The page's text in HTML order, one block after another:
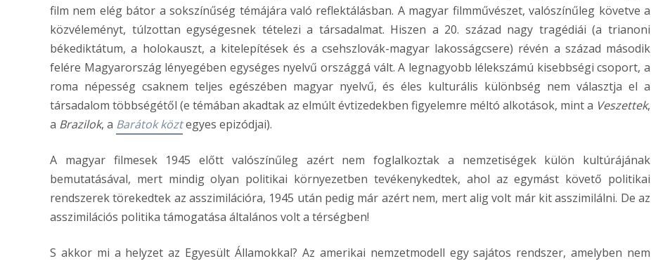
film nem elég bátor a sokszínűség témájára való reflektálásban. A magyar filmművészet, valószínűleg követve a
közvéleményt, túlzottan egységesnek tételezi a társadalmat. Hiszen a 20. század nagy tragédiái (a trianoni
békediktátum, a holokauszt, a kitelepítések és a csehszlovák-magyar lakosságcsere) révén a század második
felére Magyarország lényegében egységes nyelvű országgá vált. A legnagyobb lélekszámú kisebbségi csoport, a
roma népesség csaknem teljes egészében magyar nyelvű, és éles kulturális különbség nem választja el a
társadalom többségétől (e témában akadtak az elmúlt évtizedekben figyelemre méltó alkotások, mint a Veszettek,
a Brazilok, a Barátok köztegyes epizódjai).
A magyar filmesek 1945 előtt valószínűleg azért nem foglalkoztak a nemzetiségek külön kultúrájának
bemutatásával, mert mindig olyan politikai környezetben tevékenykedtek, ahol az egymást követő politikai
rendszerek törekedtek az asszimilációra, 1945 után pedig már azért nem, mert alig volt már kit asszimilálni. De az
asszimilációs politika támogatása általános volt a térségben!
S akkor mi a helyzet az Egyesült Államokkal? Az amerikai nemzetmodell egy sajátos rendszer, amelyben nem